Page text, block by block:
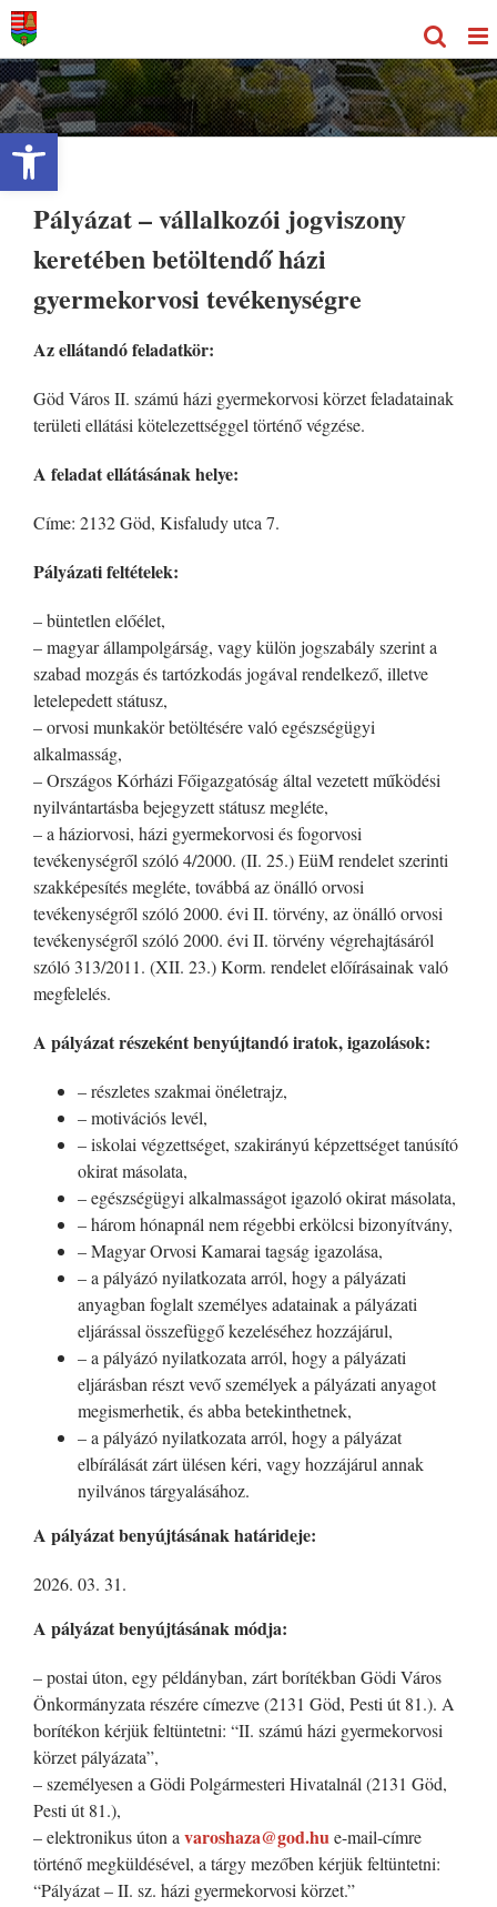
Eszköztár megnyitása
Kihagyás
Pályázat – vállalkozói jogviszony
keretében betöltendő házi
gyermekorvosi tevékenységre
Az ellátandó feladatkör:
Göd Város II. számú házi gyermekorvosi körzet feladatainak
területi ellátási kötelezettséggel történő végzése.
A feladat ellátásának helye:
Címe: 2132 Göd, Kisfaludy utca 7.
Pályázati feltételek:
– büntetlen előélet,
– magyar állampolgárság, vagy külön jogszabály szerint a
szabad mozgás és tartózkodás jogával rendelkező, illetve
letelepedett státusz,
– orvosi munkakör betöltésére való egészségügyi
alkalmasság,
– Országos Kórházi Főigazgatóság által vezetett működési
nyilvántartásba bejegyzett státusz megléte,
– a háziorvosi, házi gyermekorvosi és fogorvosi
tevékenységről szóló 4/2000. (II. 25.) EüM rendelet szerinti
szakképesítés megléte, továbbá az önálló orvosi
tevékenységről szóló 2000. évi II. törvény, az önálló orvosi
tevékenységről szóló 2000. évi II. törvény végrehajtásáról
szóló 313/2011. (XII. 23.) Korm. rendelet előírásainak való
megfelelés.
A pályázat részeként benyújtandó iratok, igazolások:
– részletes szakmai önéletrajz,
– motivációs levél,
– iskolai végzettséget, szakirányú képzettséget tanúsító
okirat másolata,
– egészségügyi alkalmasságot igazoló okirat másolata,
– három hónapnál nem régebbi erkölcsi bizonyítvány,
– Magyar Orvosi Kamarai tagság igazolása,
– a pályázó nyilatkozata arról, hogy a pályázati
anyagban foglalt személyes adatainak a pályázati
eljárással összefüggő kezeléséhez hozzájárul,
– a pályázó nyilatkozata arról, hogy a pályázati
eljárásban részt vevő személyek a pályázati anyagot
megismerhetik, és abba betekinthetnek,
– a pályázó nyilatkozata arról, hogy a pályázat
elbírálását zárt ülésen kéri, vagy hozzájárul annak
nyilvános tárgyalásához.
A pályázat benyújtásának határideje:
03. 31.
A pályázat benyújtásának módja:
– postai úton, egy példányban, zárt borítékban Gödi Város
Önkormányzata részére címezve (2131 Göd, Pesti út 81.). A
borítékon kérjük feltüntetni: “II. számú házi gyermekorvosi
körzet pályázata”,
– személyesen a Gödi Polgármesteri Hivatalnál (2131 Göd,
Pesti út 81.),
– elektronikus úton a varoshaza@god.hue-mail-címre
történő megküldésével, a tárgy mezőben kérjük feltüntetni:
“Pályázat – II. sz. házi gyermekorvosi körzet.”